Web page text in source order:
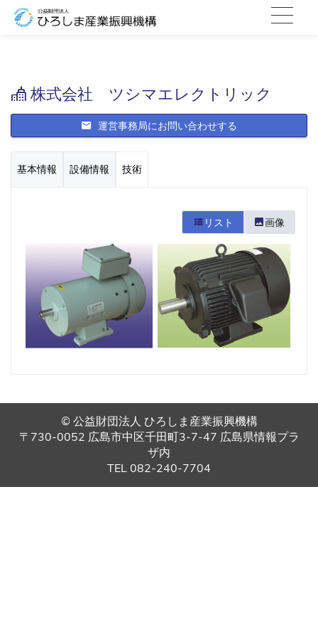
株式会社 ツシマエレクトリック
運営事務局にお問い合わせする
基本情報 設備情報 技術
リスト 画像
© 公益財団法人 ひろしま産業振興機構
〒730-0052 広島市中区千田町3-7-47 広島県情報プラ
ザ内
TEL 082-240-7704